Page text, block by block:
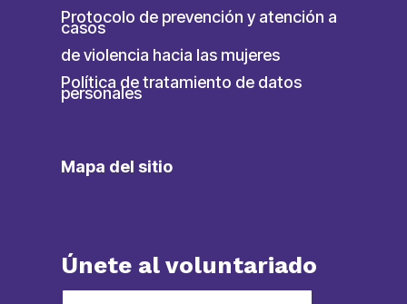
Protocolo de prevención y atención a
casos
de violencia hacia las mujeres
Política de tratamiento de datos
personales
Mapa del sitio
Únete al voluntariado